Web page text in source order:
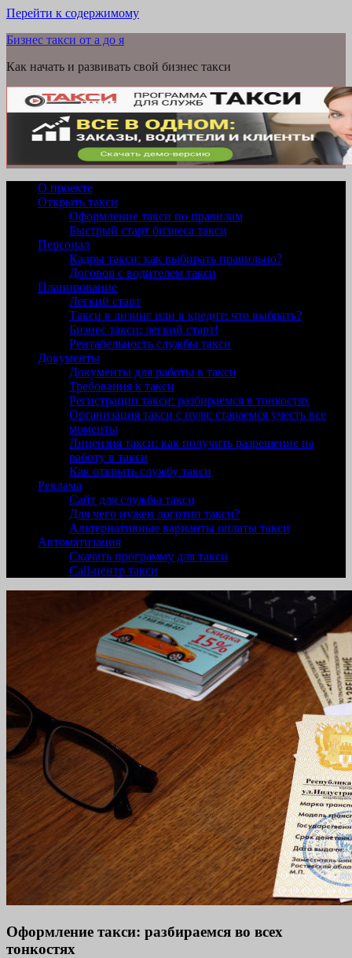
Перейти к содержимому
Бизнес такси от а до я
Как начать и развивать свой бизнес такси
О проекте
Открыть такси
Оформление такси по правилам
Быстрый старт бизнеса такси
Персонал
Кадры такси: как выбирать правильно?
Договор с водителем такси
Планирование
Легкий старт
Такси в лизинг или в кредит: что выбрать?
Бизнес такси: легкий старт!
Рентабельность службы такси
Документы
Документы для работы в такси
Требования к такси
Регистрации такси: разбираемся в тонкостях
Организация такси с нуля: стараемся учесть все
моменты
Лицензия такси: как получить разрешение на
работу в такси
Как открыть службу такси
Реклама
Сайт для службы такси
Для чего нужен логотип такси?
Альтернативные варианты оплаты такси
Автоматизация
Скачать программу для такси
Call-центр такси
Оформление такси: разбираемся во всех
тонкостях